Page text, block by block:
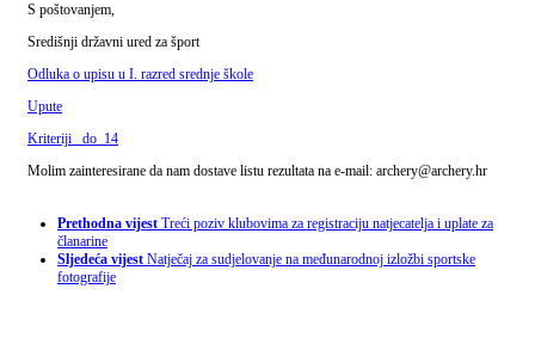
S poštovanjem,
Središnji državni ured za šport
Odluka o upisu u I. razred srednje škole
Upute
Kriteriji _do_14
Molim zainteresirane da nam dostave listu rezultata na e-mail: archery@archery.hr
Prethodna vijest Treći poziv klubovima za registraciju natjecatelja i uplate za
članarine
Sljedeća vijest Natječaj za sudjelovanje na međunarodnoj izložbi sportske
fotografije